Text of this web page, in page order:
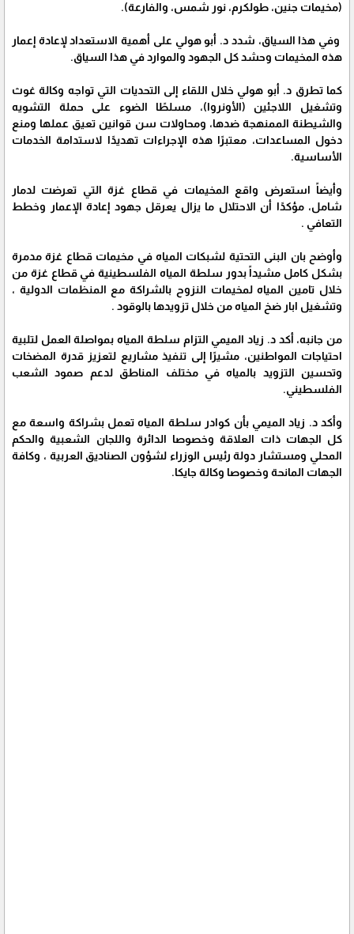
(مخيمات جنين، طولكرم، نور شمس، والفارعة).
وفي هذا السياق، شدد د. أبو هولي على أهمية الاستعداد لإعادة إعمار
هذه المخيمات وحشد كل الجهود والموارد في هذا السياق.
كما تطرق د. أبو هولي خلال اللقاء إلى التحديات التي تواجه وكالة غوث
وتشغيل اللاجئين (الأونروا)، مسلطًا الضوء على حملة التشويه
والشيطنة الممنهجة ضدها، ومحاولات سن قوانين تعيق عملها ومنع
دخول المساعدات، معتبرًا هذه الإجراءات تهديدًا لاستدامة الخدمات
الأساسية.
وأيضاً استعرض واقع المخيمات في قطاع غزة التي تعرضت لدمار
شامل، مؤكدًا أن الاحتلال ما يزال يعرقل جهود إعادة الإعمار وخطط
التعافي .
وأوضح بان البنى التحتية لشبكات المياه في مخيمات قطاع غزة مدمرة
بشكل كامل مشيداً بدور سلطة المياه الفلسطينية في قطاع غزة من
خلال تامين المياه لمخيمات النزوح بالشراكة مع المنظمات الدولية ،
وتشغيل ابار ضخ المياه من خلال تزويدها بالوقود .
من جانبه، أكد د. زياد الميمي التزام سلطة المياه بمواصلة العمل لتلبية
احتياجات المواطنين، مشيرًا إلى تنفيذ مشاريع لتعزيز قدرة المضخات
وتحسين التزويد بالمياه في مختلف المناطق لدعم صمود الشعب
الفلسطيني.
وأكد د. زياد الميمي بأن كوادر سلطة المياه تعمل بشراكة واسعة مع
كل الجهات ذات العلاقة وخصوصا الدائرة واللجان الشعبية والحكم
المحلي ومستشار دولة رئيس الوزراء لشؤون الصناديق العربية ، وكافة
الجهات المانحة وخصوصا وكالة جايكا.